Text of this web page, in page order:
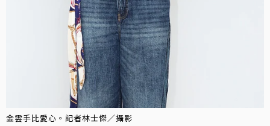
金雲手比愛心。記者林士傑／攝影